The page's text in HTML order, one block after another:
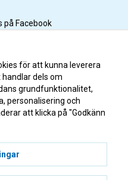
på Facebook
på Instagram
på Youtube
på Tiktok
för att kunna leverera
dels om
grundfunktionalitet,
personalisering och
att klicka på "Godkänn